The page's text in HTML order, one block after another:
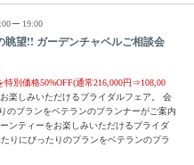
19:00
眺望!! ガーデンチャペルご相談会
別価格50%OFF(通常216,000円⇒108,00
楽しみいただけるブライダルフェア。 会
のプランをベテランのプランナーがご案内
ンティーをお楽しみいただけるブライダ
りにぴったりのプランをベテランのプラ